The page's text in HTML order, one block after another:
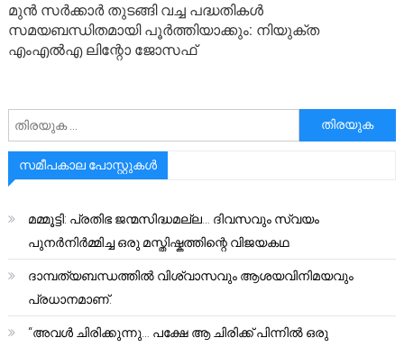
മുൻ സർക്കാർ തുടങ്ങി വച്ച പദ്ധതികൾ
സമയബന്ധിതമായി പൂർത്തിയാക്കും: നിയുക്ത
എംഎൽഎ ലിന്റോ ജോസഫ്
അനേഷിക്കുക
സമീപകാല പോസ്റ്റുകൾ
മമ്മൂട്ടി: പ്രതിഭ ജന്മസിദ്ധമല്ല… ദിവസവും സ്വയം
പുനർനിർമ്മിച്ച ഒരു മസ്തിഷ്കത്തിന്റെ വിജയകഥ
ദാമ്പത്യബന്ധത്തിൽ വിശ്വാസവും ആശയവിനിമയവും
പ്രധാനമാണ്.
“അവൾ ചിരിക്കുന്നു… പക്ഷേ ആ ചിരിക്ക് പിന്നിൽ ഒരു